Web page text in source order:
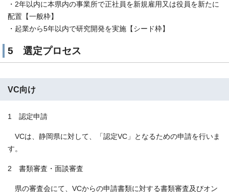
・2年以内に本県内の事業所で正社員を新規雇用又は役員を新たに
配置【一般枠】
・起業から5年以内で研究開発を実施【シード枠】
5 選定プロセス
VC向け
1 認定申請
VCは、静岡県に対して、「認定VC」となるための申請を⾏いま
す。
2 書類審査・面談審査
県の審査会にて、VCからの申請書類に対する書類審査及びオン